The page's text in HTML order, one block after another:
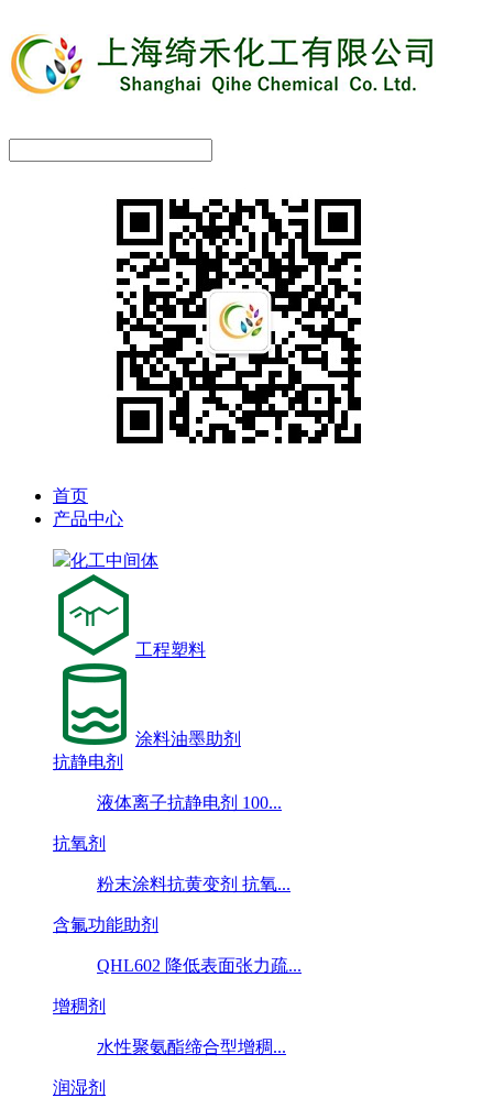
首页
产品中心
化工中间体
工程塑料
涂料油墨助剂
抗静电剂
液体离子抗静电剂 100...
抗氧剂
粉末涂料抗黄变剂 抗氧...
含氟功能助剂
QHL602 降低表面张力疏...
增稠剂
水性聚氨酯缔合型增稠...
润湿剂